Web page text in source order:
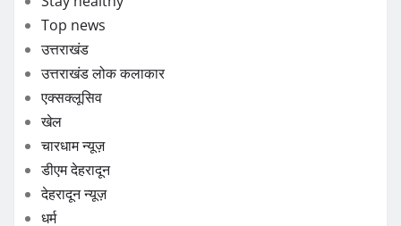
Top news
उत्तराखंड
उत्तराखंड लोक कलाकार
एक्सक्लूसिव
खेल
चारधाम न्यूज़
डीएम देहरादून
देहरादून न्यूज़
धर्म